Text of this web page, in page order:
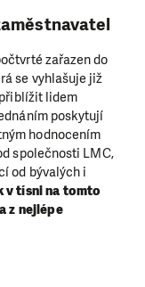
zařazen do
se vyhlašuje již
lidem
poskytují
hodnocením
společnosti LMC,
od bývalých i
v tísni na tomto
z nejlépe